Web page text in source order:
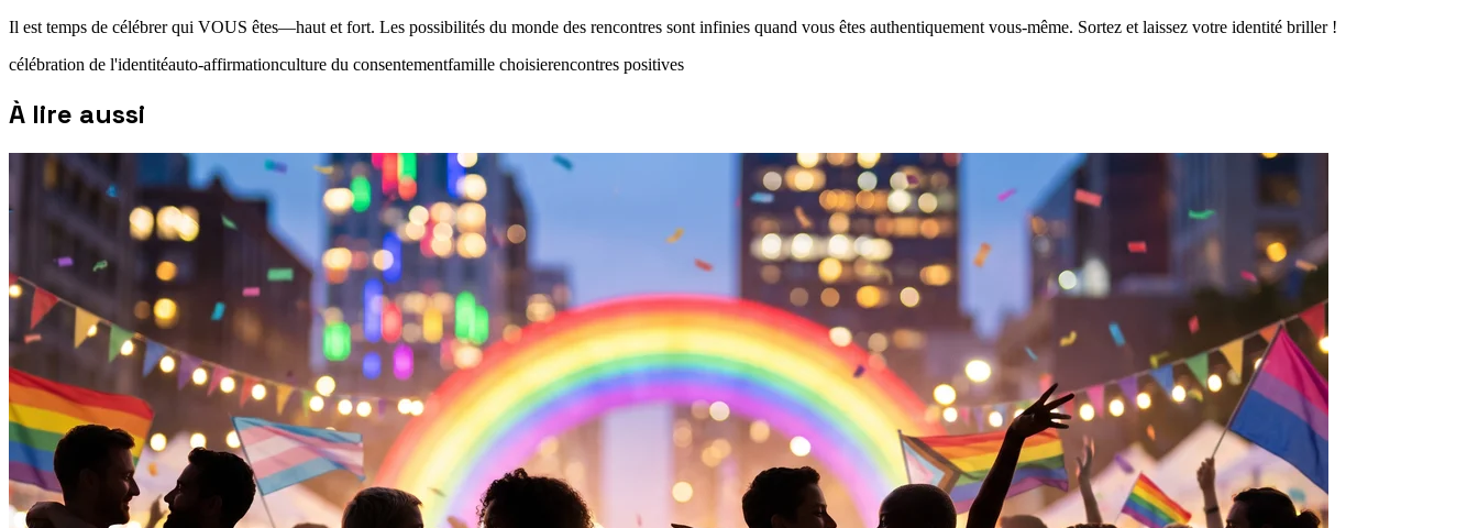
Il est temps de célébrer qui VOUS êtes—haut et fort. Les possibilités du monde des rencontres sont infinies quand vous êtes authentiquement vous-même. Sortez et laissez votre identité briller !
célébration de l'identitéauto-affirmationculture du consentementfamille choisierencontres positives
À lire aussi